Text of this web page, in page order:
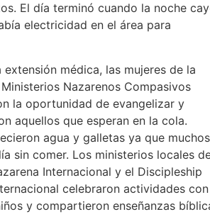
El día terminó cuando la noche
electricidad en el área para
médica, las mujeres de la
Nazarenos Compasivos
la oportunidad de evangelizar y
aquellos que esperan en la cola.
agua y galletas ya que muchos
sin comer. Los ministerios locales
Internacional y el Discipleship
celebraron actividades con
y compartieron enseñanzas